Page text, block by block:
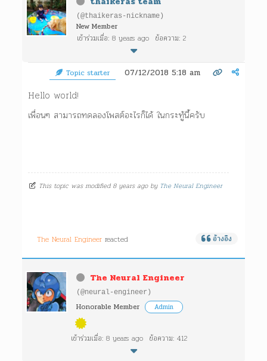
(@thaikeras-nickname)
New Member
เข้าร่วมเมื่อ: 8 years ago ข้อความ: 2
Topic starter 07/12/2018 5:18 am
Hello world!
เพื่อนๆ สามารถทดลองโพสต์อะไรก็ได้ ในกระทู้นี้ครับ
This topic was modified 8 years ago by The Neural Engineer
The Neural Engineerreacted อ้างอิง
The Neural Engineer
(@neural-engineer)
Honorable Member Admin
เข้าร่วมเมื่อ: 8 years ago ข้อความ: 412